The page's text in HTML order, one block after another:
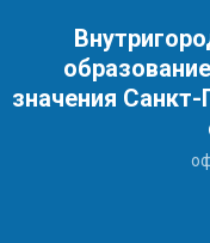
значения